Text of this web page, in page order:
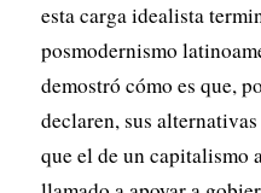
esta carga idealista
posmodernismo
demostró cómo es que,
declaren, sus
que el de un capitalismo